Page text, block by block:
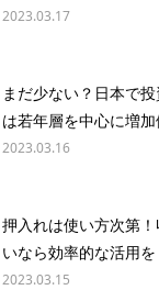
2023.03.17
まだ少ない？日本で
は若年層を中心に増
2023.03.16
押入れは使い方次第
いなら効率的な活用を
2023.03.15